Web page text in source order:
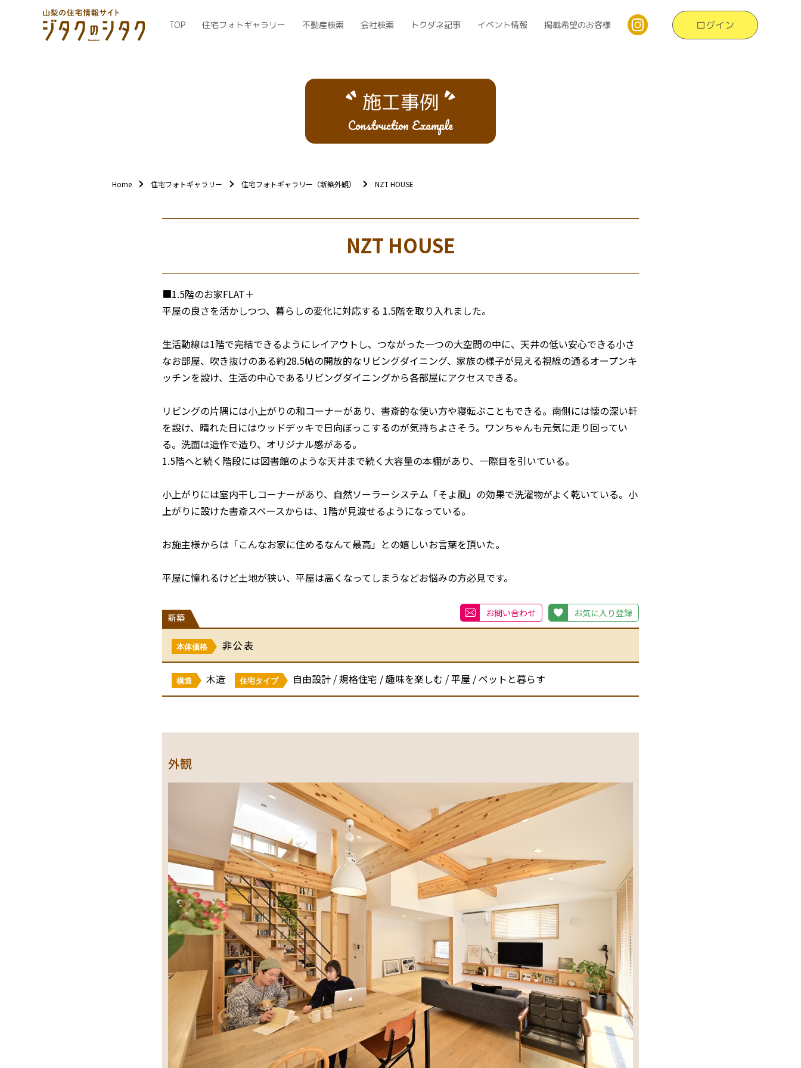
TOP 住宅フォトギャラリー 不動産検索 会社検索 トクダネ記事 イベント情報 掲載希望のお客様 ログイン
施工事例
Construction Example
Home 住宅フォトギャラリー 住宅フォトギャラリー（新築外観） NZT HOUSE
NZT HOUSE
■1.5階のお家FLAT＋
平屋の良さを活かしつつ、暮らしの変化に対応する 1.5階を取り入れました。
生活動線は1階で完結できるようにレイアウトし、つながった一つの大空間の中に、天井の低い安心できる小さ
なお部屋、吹き抜けのある約28.5帖の開放的なリビングダイニング、家族の様子が見える視線の通るオープンキ
ッチンを設け、生活の中心であるリビングダイニングから各部屋にアクセスできる。
リビングの片隅には小上がりの和コーナーがあり、書斎的な使い方や寝転ぶこともできる。南側には懐の深い軒
を設け、晴れた日にはウッドデッキで日向ぼっこするのが気持ちよさそう。ワンちゃんも元気に走り回ってい
る。洗面は造作で造り、オリジナル感がある。
1.5階へと続く階段には図書館のような天井まで続く大容量の本棚があり、一際目を引いている。
小上がりには室内干しコーナーがあり、自然ソーラーシステム「そよ風」の効果で洗濯物がよく乾いている。小
上がりに設けた書斎スペースからは、1階が見渡せるようになっている。
お施主様からは「こんなお家に住めるなんて最高」との嬉しいお言葉を頂いた。
平屋に憧れるけど土地が狭い、平屋は高くなってしまうなどお悩みの方必見です。
新築 お問い合わせ お気に入り登録
本体価格 非公表
構造 木造 住宅タイプ 自由設計 / 規格住宅 / 趣味を楽しむ / 平屋 / ペットと暮らす
外観